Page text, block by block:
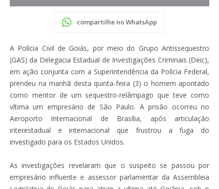
compartilhe no WhatsApp
A Polícia Civil de Goiás, por meio do Grupo Antissequestro
(GAS) da Delegacia Estadual de Investigações Criminais (Deic),
em ação conjunta com a Superintendência da Polícia Federal,
prendeu na manhã desta quinta-feira (3) o homem apontado
como mentor de um sequestro-relâmpago que teve como
vítima um empresário de São Paulo. A prisão ocorreu no
Aeroporto Internacional de Brasília, após articulação
interestadual e internacional que frustrou a fuga do
investigado para os Estados Unidos.
As investigações revelaram que o suspeito se passou por
empresário influente e assessor parlamentar da Assembleia